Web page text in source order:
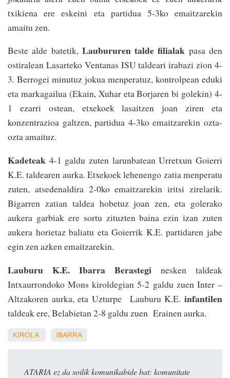
txikiena ere eskeini eta partidua 5-3ko emaitzarekin
amaitu zen.
Beste alde batetik, Laubururen talde filialak pasa den
ostiralean Lasarteko Ventanas ISU taldeari irabazi zion 4-
3. Berrogei minutuz jokua menperatuz, kontrolpean eduki
eta markagailua (Ekain, Xuhar eta Borjaren bi golekin) 4-
1 ezarri ostean, etxekoek lasaitzen joan ziren eta
konzentrazioa galtzen, partidua 4-3ko emaitzarekin ozta-
ozta amaituz.
Kadeteak 4-1 galdu zuten larunbatean Urretxun Goierri
K.E. taldearen aurka. Etxekoek lehenengo zatia menperatu
zuten, atsedenaldira 2-0ko emaitzarekin iritsi zirelarik.
Bigarren zatian taldea hobetuz joan zen, eta golerako
aukera garbiak ere sortu zituzten baina ezin izan zuten
aukera horietaz baliatu eta Goierrik K.E. partidaren jabe
egin zen azken emaitzarekin.
Lauburu K.E. Ibarra Berastegi nesken taldeak
Intxaurrondoko Mons kiroldegian 5-2 galdu zuen Inter –
Altzakoren aurka, eta Uzturpe Lauburu K.E. infantilen
taldeak ere, Belabietan 2-8 galdu zuen Erainen aurka.
KIROLA IBARRA
ATARIA ez da soilik komunikabide bat: komunitate